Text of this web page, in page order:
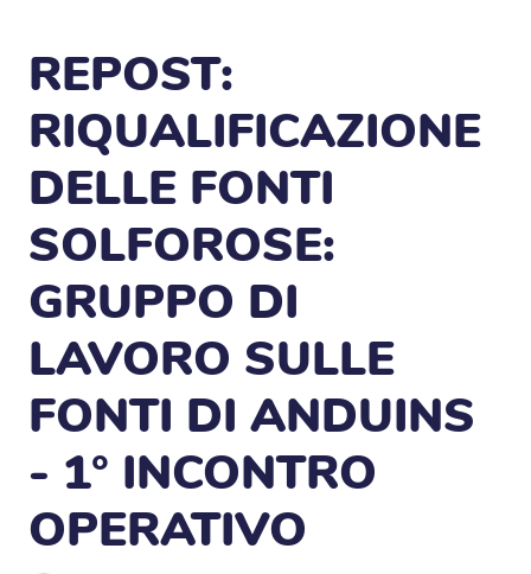
REPOST:
RIQUALIFICAZIONE
DELLE FONTI
SOLFOROSE:
GRUPPO DI
LAVORO SULLE
FONTI DI ANDUINS
- 1° INCONTRO
OPERATIVO